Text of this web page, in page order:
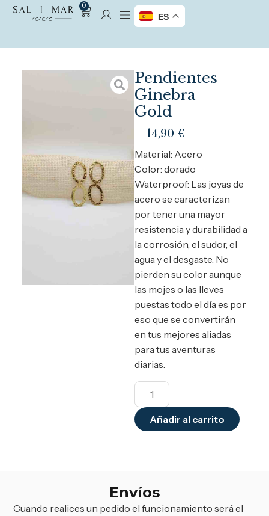
0
ES
Pendientes
Ginebra
Gold
14,90 €
Material: Acero
Color: dorado
Waterproof: Las joyas de
acero se caracterizan
por tener una mayor
resistencia y durabilidad a
la corrosión, el sudor, el
agua y el desgaste. No
pierden su color aunque
las mojes o las lleves
puestas todo el día es por
eso que se convertirán
en tus mejores aliadas
para tus aventuras
diarias.
Añadir al carrito
Envíos
Cuando realices un pedido el funcionamiento será el